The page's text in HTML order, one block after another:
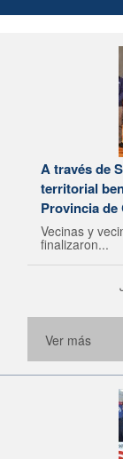
A través de
territorial
Provincia de
Vecinas y
finalizaron...
Ver más